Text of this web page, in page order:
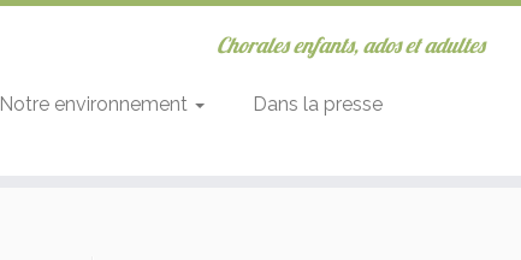
Chorales enfants, ados et adultes
Notre environnement
Dans la presse